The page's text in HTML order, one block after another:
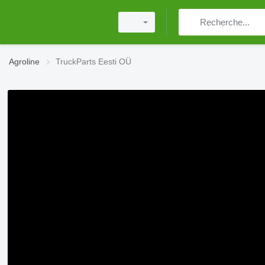
Agroline TruckParts Eesti OÜ